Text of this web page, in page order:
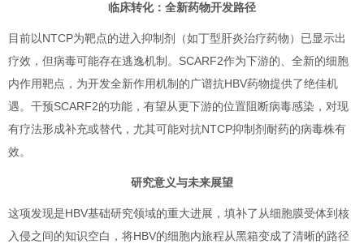
临床转化：全新药物开发路径
目前以NTCP为靶点的进入抑制剂（如丁型肝炎治疗药物）已显示出
疗效，但病毒可能存在逃逸机制。SCARF2作为下游的、全新的细胞
内作用靶点，为开发全新作用机制的广谱抗HBV药物提供了绝佳机
遇。干预SCARF2的功能，有望从更下游的位置阻断病毒感染，对现
有疗法形成补充或替代，尤其可能对抗NTCP抑制剂耐药的病毒株有
效。
研究意义与未来展望
这项发现是HBV基础研究领域的重大进展，填补了从细胞膜受体到核
入侵之间的知识空白，将HBV的细胞内旅程从黑箱变成了清晰的路径